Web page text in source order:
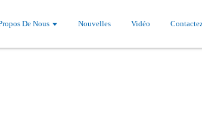
De Nous Nouvelles Vidéo